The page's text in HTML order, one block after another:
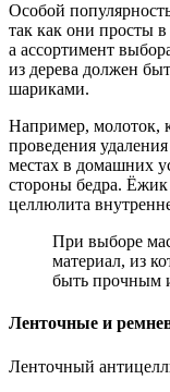
Особой
так как они просты
а ассортимент
из дерева должен
шариками.
Например, молоток,
проведения
местах в домашних
стороны бедра. Ёжик
целлюлита
При выборе
материал, из
быть прочным
Ленточные и
Ленточный